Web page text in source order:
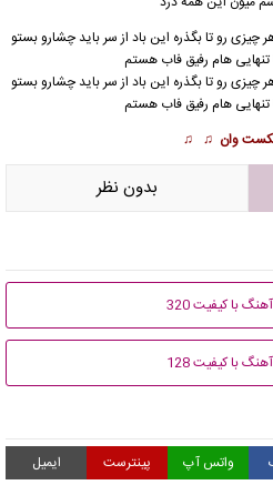
رو تا بگذره این باد از سر باید چشارو بستو
تنهایی هام رفیق فاب هستم
رو تا بگذره این باد از سر باید چشارو بستو
تنهایی هام رفیق فاب هستم
وان ♫ ♫
بدون نظر
با کیفیت 320
با کیفیت 128
واتس آپ پینترست ایمیل